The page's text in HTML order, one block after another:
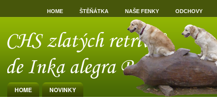
HOME ŠTĚŇÁTKA NAŠE FENKY ODCHOVY
HOME NOVINKY